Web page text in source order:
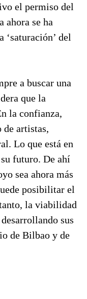
el permiso del
ahora se ha
‘saturación’ del
a buscar una
que la
la confianza,
de artistas,
Lo que está en
futuro. De ahí
sea ahora más
posibilitar el
la viabilidad
sus
de Bilbao y de